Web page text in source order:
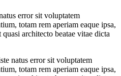
error sit voluptatem
totam rem aperiam eaque ipsa,
architecto beatae vitae dicta
natus error sit voluptatem
totam rem aperiam eaque ipsa,